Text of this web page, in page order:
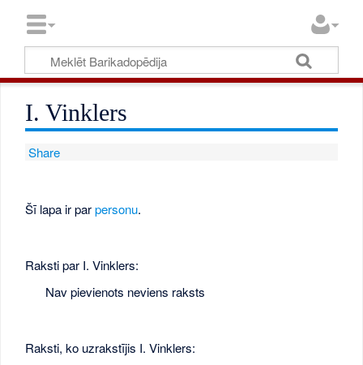
I. Vinklers
Share
Šī lapa ir parpersonu.
Raksti par I. Vinklers:
Nav pievienots neviens raksts
Raksti, ko uzrakstījis I. Vinklers: